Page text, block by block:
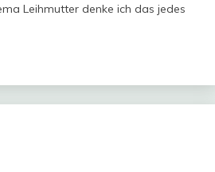
Leihmutter denke ich das jedes